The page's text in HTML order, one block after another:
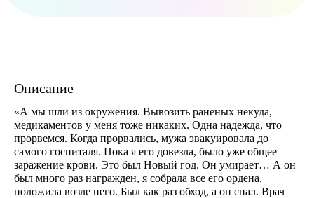
Описание
«А мы шли из окружения. Вывозить раненых некуда,
медикаментов у меня тоже никаких. Одна надежда, что
прорвемся. Когда прорвались, мужа эвакуировала до
самого госпиталя. Пока я его довезла, было уже общее
заражение крови. Это был Новый год. Он умирает… А он
был много раз награжден, я собрала все его ордена,
положила возле него. Был как раз обход, а он спал. Врач